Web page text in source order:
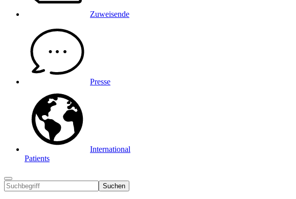
Zuweisende
Presse
International
Patients
Suchen